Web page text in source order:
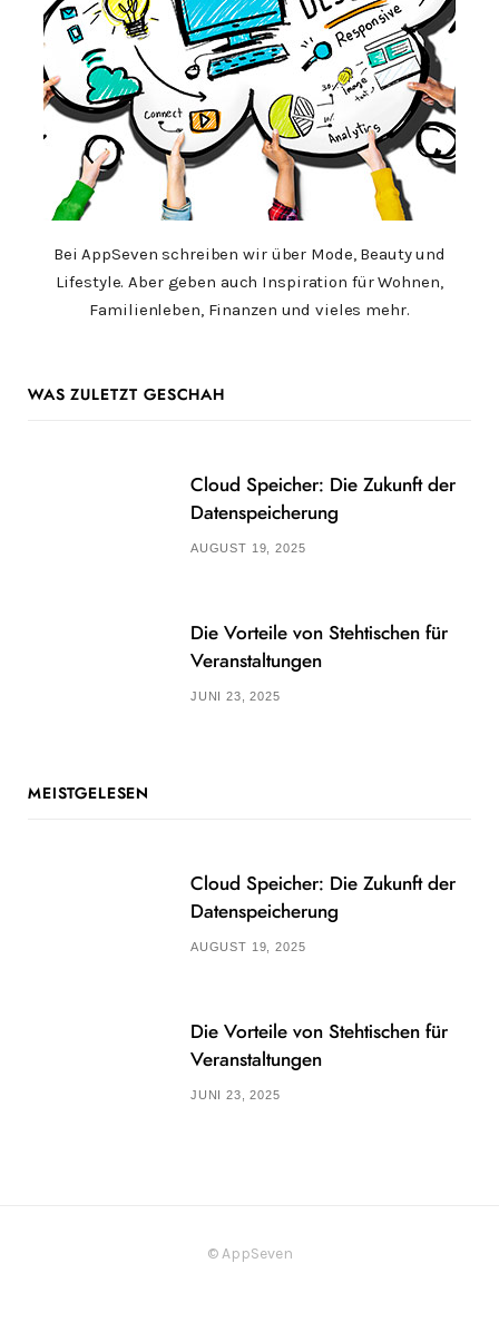
Bei AppSeven schreiben wir über Mode, Beauty und
Lifestyle. Aber geben auch Inspiration für Wohnen,
Familienleben, Finanzen und vieles mehr.
WAS ZULETZT GESCHAH
Cloud Speicher: Die Zukunft der
Datenspeicherung
AUGUST 19, 2025
Die Vorteile von Stehtischen für
Veranstaltungen
JUNI 23, 2025
MEISTGELESEN
Cloud Speicher: Die Zukunft der
Datenspeicherung
AUGUST 19, 2025
Die Vorteile von Stehtischen für
Veranstaltungen
JUNI 23, 2025
© AppSeven